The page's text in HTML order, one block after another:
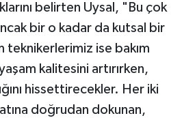
belirten Uysal, "Bu çok
bir o kadar da kutsal bir
teknikerlerimiz ise bakım
kalitesini artırırken,
hissettirecekler. Her iki
doğrudan dokunan,